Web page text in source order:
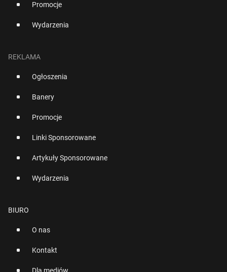
Promocje
Wydarzenia
REKLAMA
Ogłoszenia
Banery
Promocje
Linki Sponsorowane
Artykuły Sponsorowane
Wydarzenia
BIURO
O nas
Kontakt